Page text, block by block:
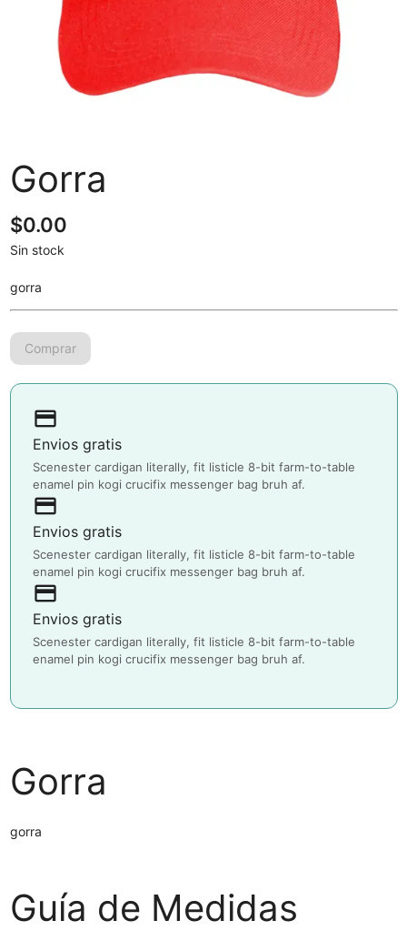
Gorra
$0.00
Sin stock
gorra
payment
Envios gratis
Scenester cardigan literally, fit listicle 8-bit farm-to-table
enamel pin kogi crucifix messenger bag bruh af.
payment
Envios gratis
Scenester cardigan literally, fit listicle 8-bit farm-to-table
enamel pin kogi crucifix messenger bag bruh af.
payment
Envios gratis
Scenester cardigan literally, fit listicle 8-bit farm-to-table
enamel pin kogi crucifix messenger bag bruh af.
Gorra
gorra
Guía de Medidas